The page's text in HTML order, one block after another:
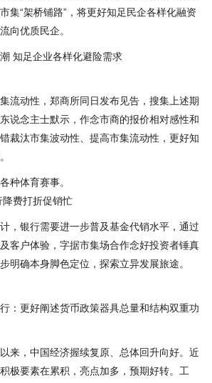
集“架桥铺路”，将更好知足民企各样化融资
向优质民企。
知足企业各样化避险需求
动性，郑商所同日发布见告，搜集上述期
说念主士默示，作念市商的报价相对感性和
裁汰市集波动性、提高市集流动性，更好知
种体育赛事。
费打折促销忙
银行需要进一步普及基金代销水平，通过
客户体验，字据市集场合作念好投资者锤真
明确本身脚色定位，探索立异发展旅途。
更好阐述货币政策器具总量和结构双重功
，中国经济握续复原、总体回升向好。近
极要素在累积，亮点加多，预期好转。工